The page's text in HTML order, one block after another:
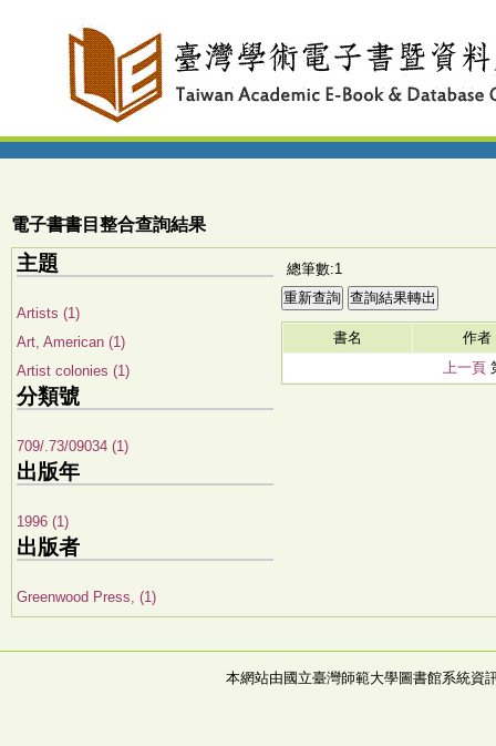
電子書書目整合查詢結果
主題
Artists (1)
Art, American (1)
Artist colonies (1)
分類號
709/.73/09034 (1)
出版年
1996 (1)
出版者
Greenwood Press, (1)
總筆數:1
書名
作者
上一頁
本網站由國立臺灣師範大學圖書館系統資